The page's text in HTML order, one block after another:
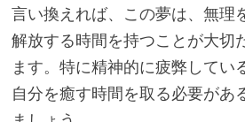
言い換えれば、この夢は、無理
解放する時間を持つことが大切
ます。特に精神的に疲弊してい
自分を癒す時間を取る必要があ